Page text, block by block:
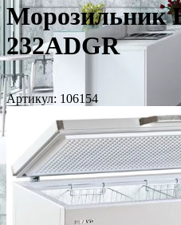
Морозильник
232ADGR
Артикул: 106154